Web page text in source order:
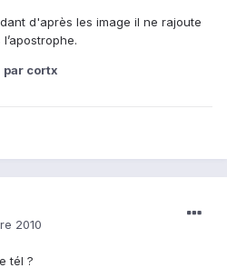
d'après les image il ne rajoute
par cortx
2010
tél ?